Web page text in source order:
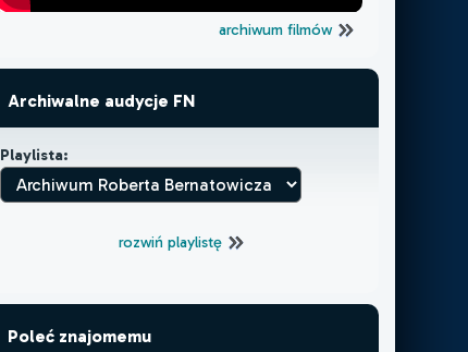
archiwum filmów
Archiwalne audycje FN
Playlista:
rozwiń playlistę
Poleć znajomemu